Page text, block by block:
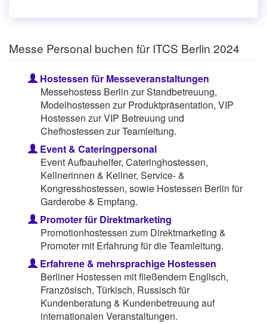
Messe Personal buchen für ITCS Berlin 2024
Hostessen für Messeveranstaltungen
Messehostess Berlin zur Standbetreuung,
Modelhostessen zur Produktpräsentation, VIP
Hostessen zur VIP Betreuung und
Chefhostessen zur Teamleitung.
Event & Cateringpersonal
Event Aufbauhelfer, Cateringhostessen,
Kellnerinnen & Kellner, Service- &
Kongresshostessen, sowie Hostessen Berlin für
Garderobe & Empfang.
Promoter für Direktmarketing
Promotionhostessen zum Direktmarketing &
Promoter mit Erfahrung für die Teamleitung.
Erfahrene & mehrsprachige Hostessen
Berliner Hostessen mit fließendem Englisch,
Französisch, Türkisch, Russisch für
Kundenberatung & Kundenbetreuung auf
internationalen Veranstaltungen.